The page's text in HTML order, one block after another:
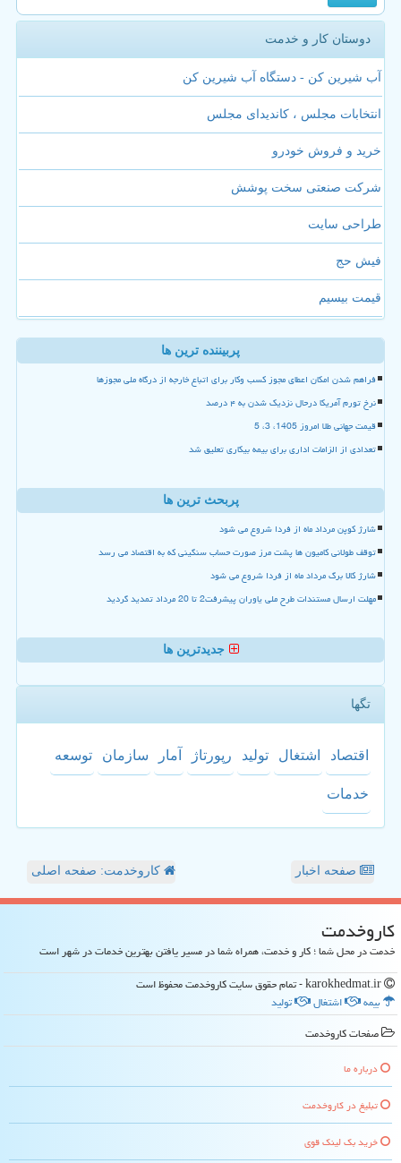
دوستان کار و خدمت
آب شیرین کن - دستگاه آب شیرین کن
انتخابات مجلس ، کاندیدای مجلس
خرید و فروش خودرو
شرکت صنعتی سخت پوشش
طراحی سایت
فیش حج
قیمت بیسیم
پربیننده ترین ها
فراهم شدن امکان اعطای مجوز کسب وکار برای اتباع خارجه از درگاه ملی مجوزها
نرخ تورم آمریکا درحال نزدیک شدن به ۴ درصد
قیمت جهانی طلا امروز 1405، 3، 5
تعدادی از الزامات اداری برای بیمه بیکاری تعلیق شد
پربحث ترین ها
شارژ کوپن مرداد ماه از فردا شروع می شود
توقف طولانی کامیون ها پشت مرز صورت حساب سنگینی که به اقتصاد می رسد
شارژ کالا برگ مرداد ماه از فردا شروع می شود
مهلت ارسال مستندات طرح ملی یاوران پیشرفت2 تا 20 مرداد تمدید گردید
جدیدترین ها
تگها
اقتصاد اشتغال تولید رپورتاژ آمار سازمان توسعه
خدمات
صفحه اخبار کاروخدمت: صفحه اصلی
كاروخدمت
خدمت در محل شما ؛ کار و خدمت، همراه شما در مسیر یافتن بهترین خدمات در شهر است
بیمه
اشتغال
تولید
صفحات كاروخدمت
درباره ما
تبلیغ در كاروخدمت
خرید بک لینک قوی